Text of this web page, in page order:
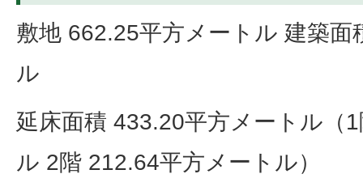
敷地 662.25平方メートル 建築面
ル
延床面積 433.20平方メートル（
ル 2階 212.64平方メートル）